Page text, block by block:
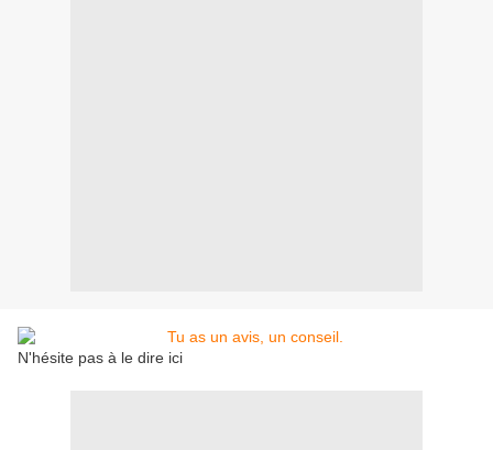
N'hésite pas à le dire ici